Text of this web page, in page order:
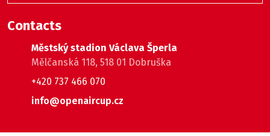
Contacts
Městský stadion Václava Šperla
Mělčanská 118, 518 01 Dobruška
+420 737 466 070
info@openaircup.cz